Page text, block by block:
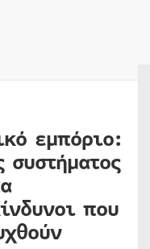
εμπόριο:
που